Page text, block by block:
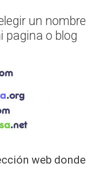
un nombre
pagina o blog
web donde